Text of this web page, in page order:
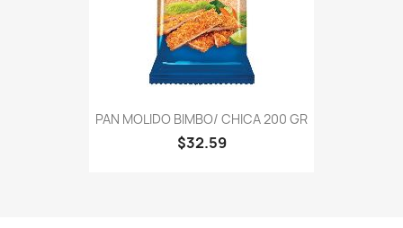
PAN MOLIDO BIMBO/ CHICA 200 GR
$32.59